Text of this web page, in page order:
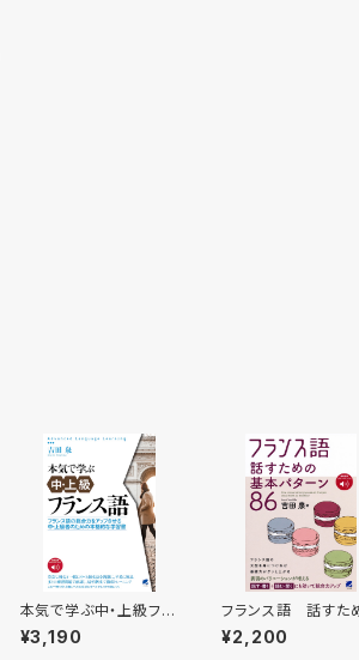
本気で学ぶ中・上級フラ
ンス語 ［音声DL付］
¥3,190
フランス語 話すた
の基本パターン86
［音声ＤＬ付］
¥2,200